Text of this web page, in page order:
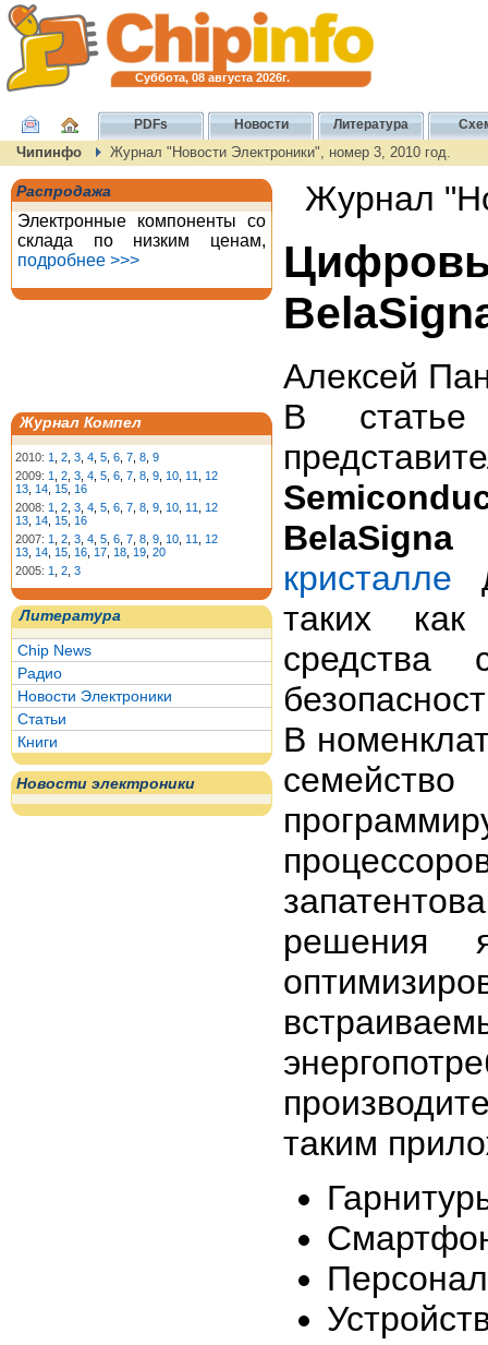
Суббота, 08 августа 2026г.
PDFs Новости Литература
Чипинфо Журнал "Новости Электроники", номер 3, 2010 год.
Распродажа
Электронные компоненты со
склада по низким ценам,
подробнее >>>
Журнал Компел
2010: 1 2 3 4 5 6 7 8 9
2009: 1 2 3 4 5 6 7 8 9 10 11
12
13 14 15 16
2008: 1 2 3 4 5 6 7 8 9 10 11
12
13 14 15 16
2007: 1 2 3 4 5 6 7 8 9 10 11
12
13 14 15 16 17 18 19 20
2005: 1 2 3
Литература
Chip News
Радио
Новости Электроники
Статьи
Книги
Новости электроники
Журнал
Алексей
В
BelaSigna
кристалле
таких как
средства
В
решения
таким